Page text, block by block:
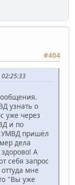
#404
узнать о
уже через
и по
УМВД пришёл
дела
А
себя запрос
мне
"Вы уже